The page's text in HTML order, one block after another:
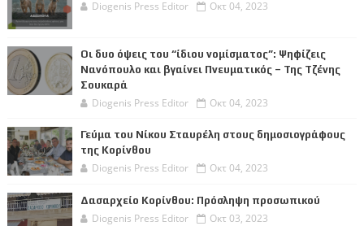
Diogenis Press Editor Οκτ 04, 2023
Οι δυο όψεις του “ίδιου νομίσματος”: Ψηφίζεις
Νανόπουλο και βγαίνει Πνευματικός – Της Τζένης
Σουκαρά
Diogenis Press Editor Οκτ 04, 2023
Γεύμα του Νίκου Σταυρέλη στους δημοσιογράφους
της Κορίνθου
Diogenis Press Editor Οκτ 04, 2023
Δασαρχείο Κορίνθου: Πρόσληψη προσωπικού
Diogenis Press Editor Οκτ 03, 2023